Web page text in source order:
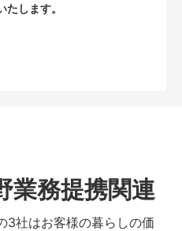
たします。
業務提携関連
3社はお客様の暮らしの価